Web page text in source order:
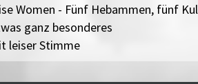
Women - Fünf Hebammen, fünf
ganz besonderes
leiser Stimme